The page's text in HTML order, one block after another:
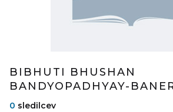
BIBHUTI BHUSHAN
BANDYOPADHYAY-
0 sledilcev